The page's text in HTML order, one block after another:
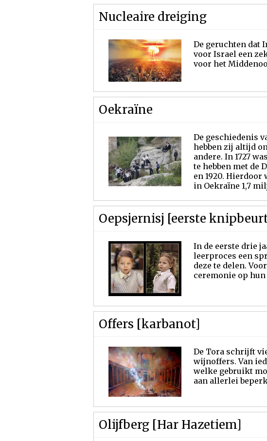
Nucleaire dreiging
De geruchten dat
voor Israel een
voor het
Oekraïne
De geschiedenis
hebben zij altijd
andere. In 1727
te hebben met de
en 1920. Hierdoor
in Oekraïne 1,7
Oepsjernisj [eerste
In de eerste drie
leerproces een
deze te delen.
ceremonie op hun
Offers [karbanot]
De Tora schrijft
wijnoffers. Van
welke gebruikt
aan allerlei
Olijfberg [Har Hazetiem]